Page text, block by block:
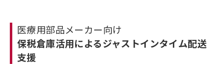
医療用部品メーカー向け
保税倉庫活用によるジャストインタイム配送
支援